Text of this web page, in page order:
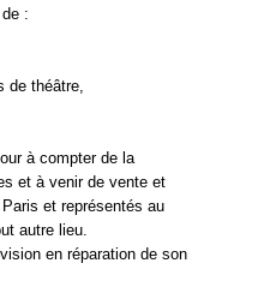
:
de théâtre,
à compter de la
et à venir de vente et
et représentés au
autre lieu.
en réparation de son